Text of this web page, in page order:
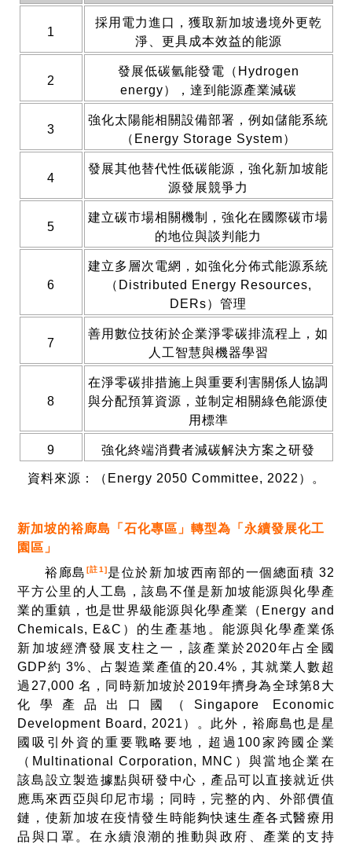
1
採用電力進口，獲取新加坡邊境外更乾
淨、更具成本效益的能源
2
發展低碳氫能發電（Hydrogen
energy），達到能源產業減碳
3
強化太陽能相關設備部署，例如儲能系統
（Energy Storage System）
4
發展其他替代性低碳能源，強化新加坡能
源發展競爭力
5
建立碳市場相關機制，強化在國際碳市場
的地位與談判能力
6
建立多層次電網，如強化分佈式能源系統
（Distributed Energy Resources,
DERs）管理
7
善用數位技術於企業淨零碳排流程上，如
人工智慧與機器學習
8
在淨零碳排措施上與重要利害關係人協調
與分配預算資源，並制定相關綠色能源使
用標準
9 強化終端消費者減碳解決方案之研發
資料來源：（Energy 2050 Committee, 2022）。
新加坡的裕廊島「石化專區」轉型為「永續發展化工
園區」
裕廊島 [註1]是位於新加坡西南部的一個總面積 32
平方公里的人工島，該島不僅是新加坡能源與化學產
業的重鎮，也是世界級能源與化學產業（Energy and
Chemicals, E&C）的生產基地。能源與化學產業係
新加坡經濟發展支柱之一，該產業於2020年占全國
GDP約 3%、占製造業產值的20.4%，其就業人數超
過27,000 名，同時新加坡於2019年擠身為全球第8大
化學產品出口國（Singapore Economic
Development Board, 2021）。此外，裕廊島也是星
國吸引外資的重要戰略要地，超過100家跨國企業
（Multinational Corporation, MNC）與當地企業在
該島設立製造據點與研發中心，產品可以直接就近供
應馬來西亞與印尼市場；同時，完整的內、外部價值
鏈，使新加坡在疫情發生時能夠快速生產各式醫療用
品與口罩。在永續浪潮的推動與政府、產業的支持